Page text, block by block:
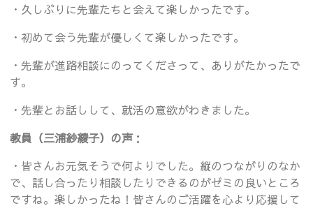
・久しぶりに先輩たちと会えて楽しかったです。
・初めて会う先輩が優しくて楽しかったです。
・先輩が進路相談にのってくださって、ありがたかったで
す。
・先輩とお話しして、就活の意欲がわきました。
教員（三浦紗綾子）の声：
・皆さんお元気そうで何よりでした。縦のつながりのなか
で、話し合ったり相談したりできるのがゼミの良いところ
ですね。楽しかったね！皆さんのご活躍を心より応援して